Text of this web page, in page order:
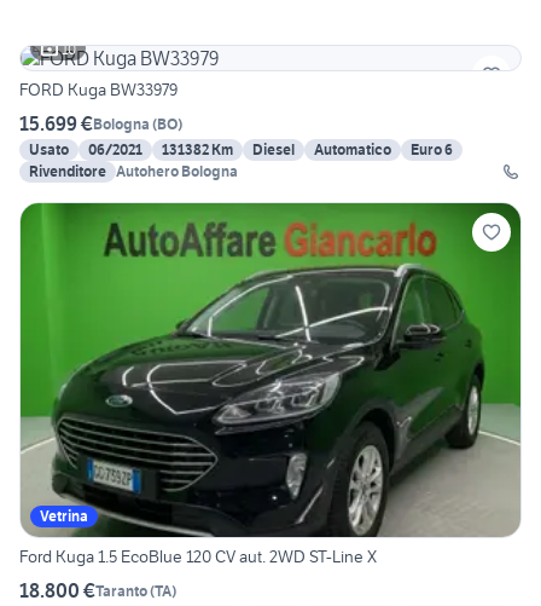
10
FORD Kuga BW33979
15.699 €Bologna (BO)
Usato
06/2021 131382 Km Diesel Automatico
Euro 6
Rivenditore Autohero Bologna
Vetrina
Ford Kuga 1.5 EcoBlue 120 CV aut. 2WD ST-Line X
18.800 €Taranto(TA)